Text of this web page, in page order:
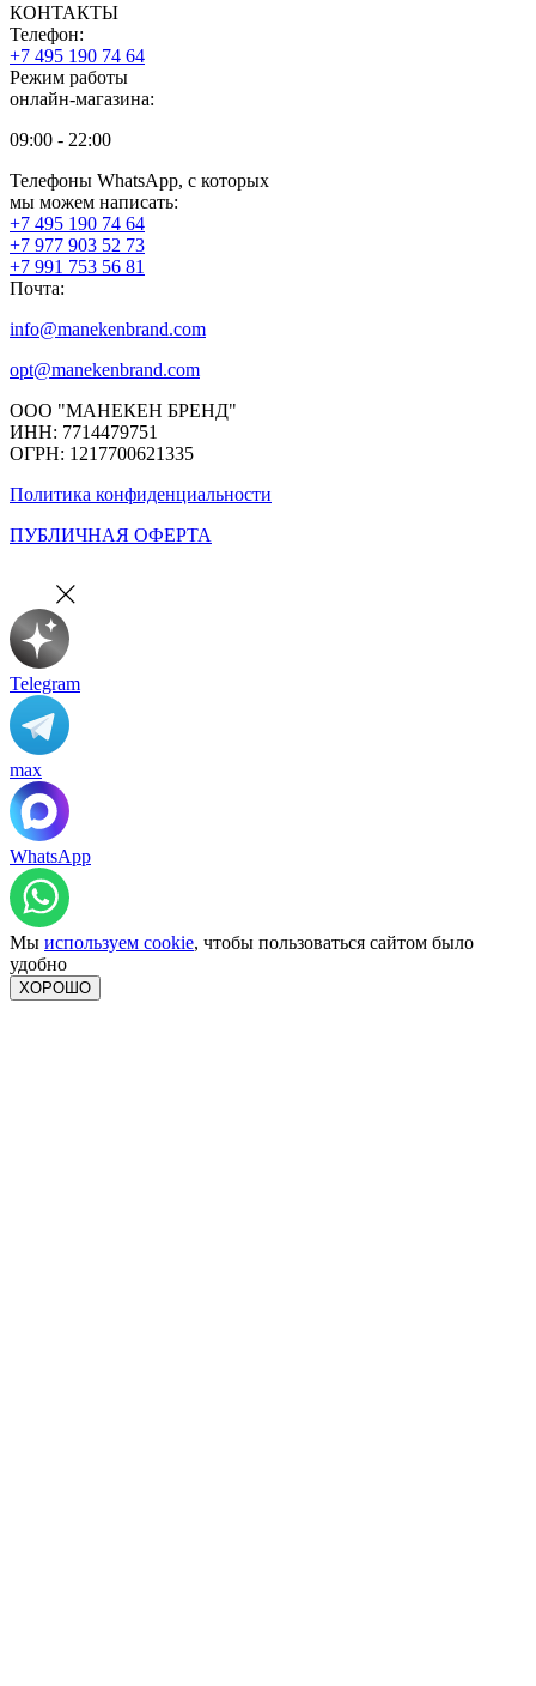
КОНТАКТЫ
Телефон:
+7 495 190 74 64
Режим работы
онлайн-магазина:
09:00 - 22:00
Телефоны WhatsApp, с которых
мы можем написать:
+7 495 190 74 64
+7 977 903 52 73
+7 991 753 56 81
Почта:
info@manekenbrand.com
opt@manekenbrand.com
ООО "МАНЕКЕН БРЕНД"
ИНН: 7714479751
ОГРН: 1217700621335
Политика конфиденциальности
ПУБЛИЧНАЯ ОФЕРТА
Telegram
max
WhatsApp
Мы используем cookie, чтобы пользоваться сайтом было
удобно
ХОРОШО